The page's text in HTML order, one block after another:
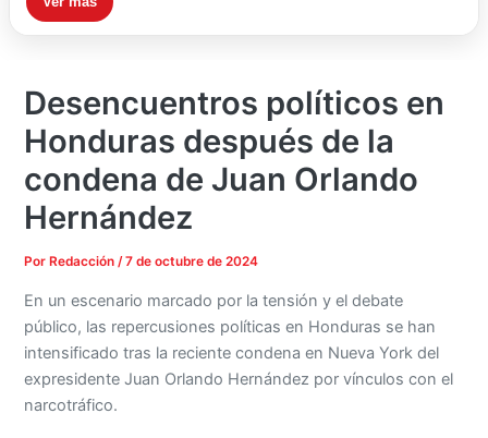
Desencuentros políticos en
Honduras después de la
condena de Juan Orlando
Hernández
Por Redacción/7 de octubre de 2024
En un escenario marcado por la tensión y el debate
público, las repercusiones políticas en Honduras se han
intensificado tras la reciente condena en Nueva York del
expresidente Juan Orlando Hernández por vínculos con el
narcotráfico.